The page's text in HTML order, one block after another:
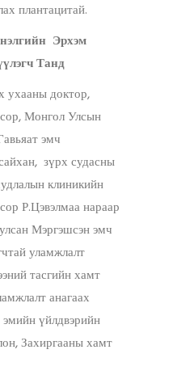
плантацитай.
Эрхэм
Танд
ухааны доктор,
Монгол Улсын
эмч
зүрх судасны
клиникийн
Р.Цэвэлмаа нараар
Мэргэшсэн эмч
уламжлалт
тасгийн хамт
анагаах
үйлдвэрийн
Захиргааны хамт